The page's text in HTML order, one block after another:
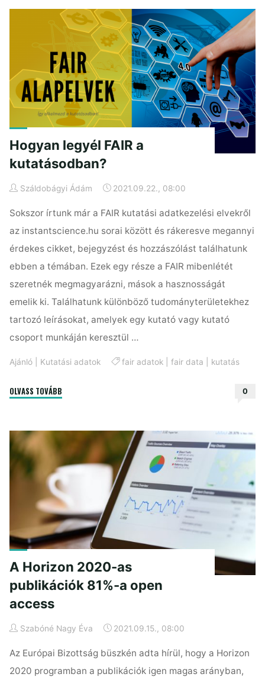
bajnokai"
Hogyan legyél FAIR a
kutatásodban?
Száldobágyi Ádám 2021.09.22., 08:00
Sokszor írtunk már a FAIR kutatási adatkezelési elvekről
az instantscience.hu sorai között és rákeresve megannyi
érdekes cikket, bejegyzést és hozzászólást találhatunk
ebben a témában. Ezek egy része a FAIR mibenlétét
szeretnék megmagyarázni, mások a hasznosságát
emelik ki. Találhatunk különböző tudományterületekhez
tartozó leírásokat, amelyek egy kutató vagy kutató
csoport munkáján keresztül …
Ajánló Kutatási adatok fair adatok| fair data kutatás
OLVASS TOVÁBB
kutatásodban?"
0
A Horizon 2020-as
publikációk 81%-a open
access
Szabóné Nagy Éva 2021.09.15., 08:00
Az Európai Bizottság büszkén adta hírül, hogy a Horizon
2020 programban a publikációk igen magas arányban,